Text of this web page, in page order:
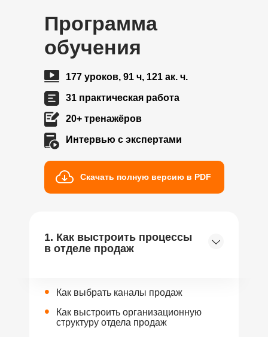
подчиненных
Личный план развития
руководителя
1. Как выстроить процессы
в отделе продаж
Программа
обучения
31 практическая работа
177 уроков, 91 ч, 121 ак. ч.
Скачать полную версию в PDF
20+ тренажёров
Интервью с экспертами
Как выстроить организационную
структуру отдела продаж
•
Как выбрать каналы продаж
•